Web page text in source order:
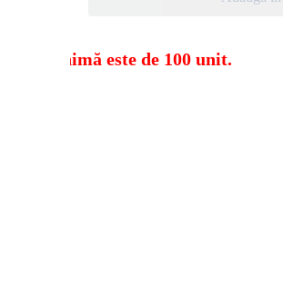
minimă este de 100 unit.